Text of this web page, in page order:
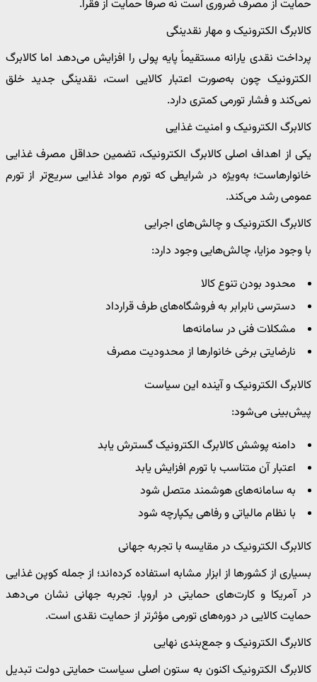
حمایت از مصرف ضروری است نه صرفاً حمایت از فقرا.
کالابرگ الکترونیک و مهار نقدینگی
پرداخت نقدی یارانه مستقیماً پایه پولی را افزایش می‌دهد اما کالابرگ
الکترونیک چون به‌صورت اعتبار کالایی است، نقدینگی جدید خلق
نمی‌کند و فشار تورمی کمتری دارد.
کالابرگ الکترونیک و امنیت غذایی
یکی از اهداف اصلی کالابرگ الکترونیک، تضمین حداقل مصرف غذایی
خانوارهاست؛ به‌ویژه در شرایطی که تورم مواد غذایی سریع‌تر از تورم
عمومی رشد می‌کند.
کالابرگ الکترونیک و چالش‌های اجرایی
با وجود مزایا، چالش‌هایی وجود دارد:
محدود بودن تنوع کالا
دسترسی نابرابر به فروشگاه‌های طرف قرارداد
مشکلات فنی در سامانه‌ها
نارضایتی برخی خانوارها از محدودیت مصرف
کالابرگ الکترونیک و آینده این سیاست
پیش‌بینی می‌شود:
دامنه پوشش کالابرگ الکترونیک گسترش یابد
اعتبار آن متناسب با تورم افزایش یابد
به سامانه‌های هوشمند متصل شود
با نظام مالیاتی و رفاهی یکپارچه شود
کالابرگ الکترونیک در مقایسه با تجربه جهانی
بسیاری از کشورها از ابزار مشابه استفاده کرده‌اند؛ از جمله کوپن غذایی
در آمریکا و کارت‌های حمایتی در اروپا. تجربه جهانی نشان می‌دهد
حمایت کالایی در دوره‌های تورمی مؤثرتر از حمایت نقدی است.
کالابرگ الکترونیک و جمع‌بندی نهایی
کالابرگ الکترونیک اکنون به ستون اصلی سیاست حمایتی دولت تبدیل